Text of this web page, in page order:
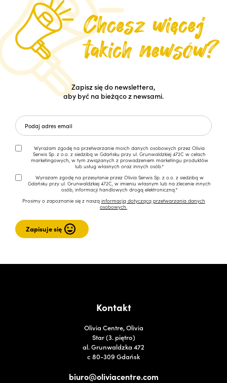
Zapisz się do newslettera,
aby być na bieżąco z newsami.
Wyrażam zgodę na przetwarzanie moich danych osobowych przez Olivia
Serwis Sp. z o.o. z siedzibą w Gdańsku przy ul. Grunwaldzkiej 472C w celach
marketingowych, w tym związanych z prowadzeniem marketingu produktów
lub usług własnych oraz innych osób.*
Wyrażam zgodę na przesyłanie przez Olivia Serwis Sp. z o.o. z siedzibą w
Gdańsku przy ul. Grunwaldzkiej 472C, w imieniu własnym lub na zlecenie innych
osób, informacji handlowych drogą elektroniczną.*
Prosimy o zapoznanie się z naszą informacją dotyczącą przetwarzania danych
osobowych.
Kontakt
Olivia Centre, Olivia
Star (3. piętro)
al. Grunwaldzka 472
c 80-309 Gdańsk
biuro@oliviacentre.com